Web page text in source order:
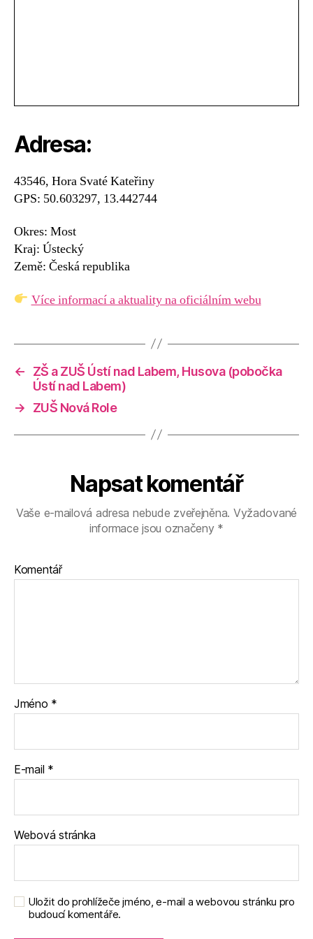
Adresa:
43546, Hora Svaté Kateřiny
GPS: 50.603297, 13.442744
Okres: Most
Kraj: Ústecký
Země: Česká republika
Více informací a aktuality na oficiálním webu
←
ZŠ a ZUŠ Ústí nad Labem, Husova (pobočka
Ústí nad Labem)
→
ZUŠ Nová Role
Napsat komentář
Vaše e-mailová adresa nebude zveřejněna. Vyžadované
informace jsou označeny *
Komentář
Jméno *
E-mail *
Webová stránka
Uložit do prohlížeče jméno, e-mail a webovou stránku pro
budoucí komentáře.